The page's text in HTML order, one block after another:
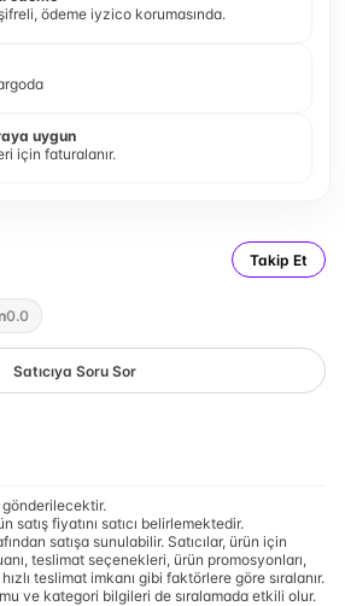
ödeme iyzico korumasında.
uygun
için faturalanır.
Takip Et
0.0
Satıcıya Soru Sor
gönderilecektir.
satış fiyatını satıcı belirlemektedir.
satışa sunulabilir. Satıcılar, ürün için
teslimat seçenekleri, ürün promosyonları,
teslimat imkanı gibi faktörlere göre sıralanır.
ve kategori bilgileri de sıralamada etkili olur.